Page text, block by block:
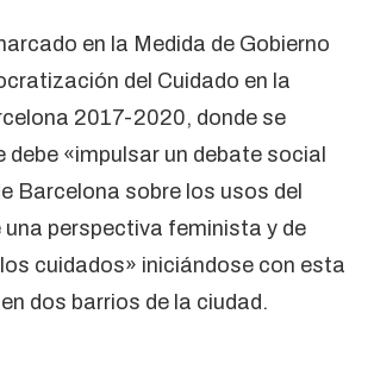
en la Medida de Gobierno
del Cuidado en la
2017-2020, donde se
debe «impulsar un debate social
Barcelona sobre los usos del
una perspectiva feminista y de
cuidados» iniciándose con esta
dos barrios de la ciudad.